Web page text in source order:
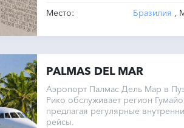
Место:
Бразилия ,
PALMAS DEL MAR
Аэропорт Палмас Дель Мар в
Рико обслуживает регион
предлагая регулярные
рейсы.